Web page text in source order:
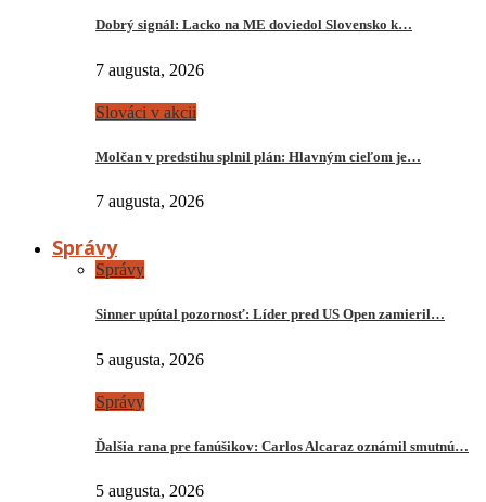
Dobrý signál: Lacko na ME doviedol Slovensko k…
7 augusta, 2026
Slováci v akcii
Molčan v predstihu splnil plán: Hlavným cieľom je…
7 augusta, 2026
Správy
Správy
Sinner upútal pozornosť: Líder pred US Open zamieril…
5 augusta, 2026
Správy
Ďalšia rana pre fanúšikov: Carlos Alcaraz oznámil smutnú…
5 augusta, 2026